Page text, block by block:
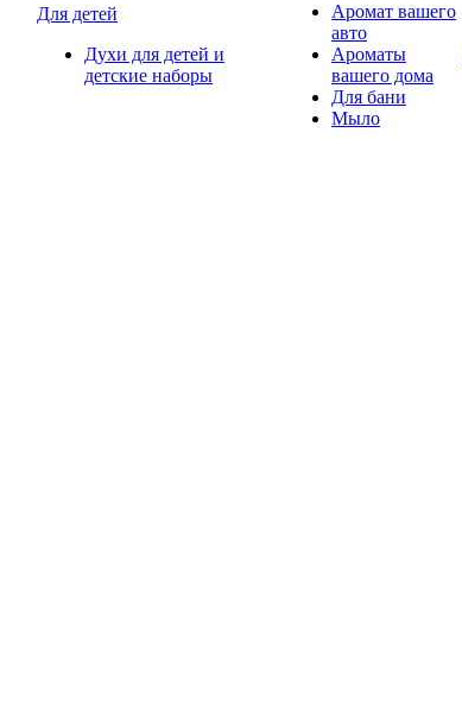
Для детей
Духи для детей и
детские наборы
Аромат вашего
авто
Ароматы
вашего дома
Для бани
Мыло